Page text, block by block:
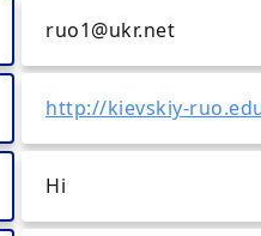
ruo1@ukr.net
http://kievskiy-
Ні